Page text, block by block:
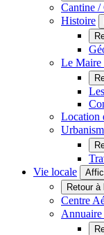
Cantine /
Histoire
Le Maire
Location
Vie locale
Retour
Centre
Annuaire